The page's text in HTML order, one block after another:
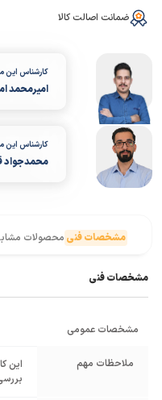
ضمانت اصالت کالا
کارشناس
امیرمحمد
کارشناس
محمدجواد
مشخصات فنی محصولات
مشخصات فنی
مشخصات عمومی
ملاحظات مهم
این